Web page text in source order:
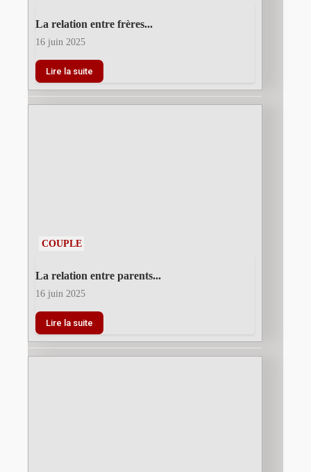
La relation entre frères...
16 juin 2025
Lire la suite
COUPLE
La relation entre parents...
16 juin 2025
Lire la suite